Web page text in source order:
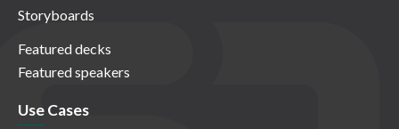
Storyboards
Featured decks
Featured speakers
Use Cases